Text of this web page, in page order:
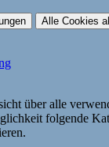
Alle Cookies
über alle
folgende